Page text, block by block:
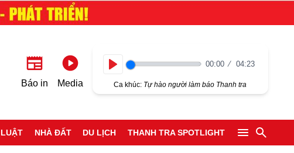
Báo in Media
00:00 04:23
Ca khúc: Tự hào người làm báo Thanh tra
NHÀ ĐẤT DU LỊCH THANH TRA SPOTLIGHT